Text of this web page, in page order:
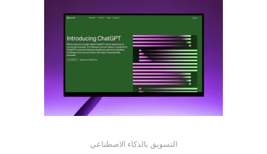
التسويق بالذكاء الاصطناعي